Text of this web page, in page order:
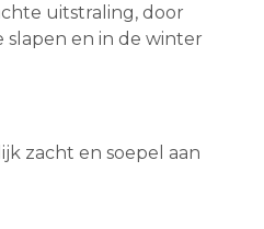
uitstraling, door
slapen en in de winter
zacht en soepel aan